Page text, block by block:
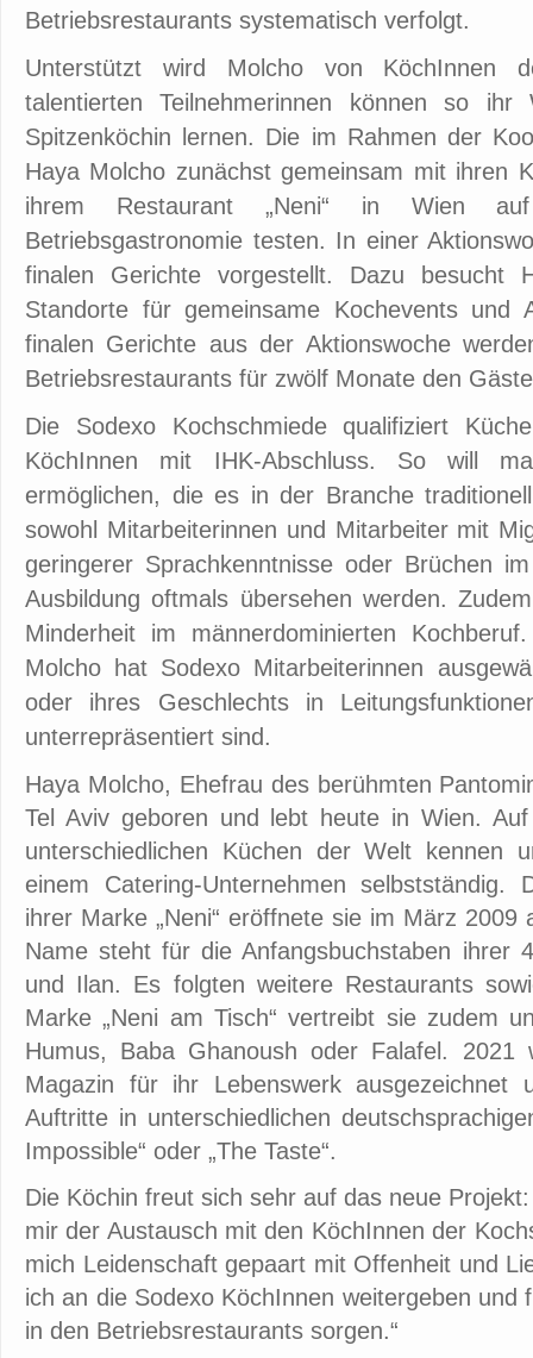
Betriebsrestaurants systematisch verfolgt.
Unterstützt wird Molcho von KöchInnen
talentierten Teilnehmerinnen können so
Spitzenköchin lernen. Die im Rahmen der
Haya Molcho zunächst gemeinsam mit ihren
ihrem Restaurant „Neni“ in Wien
Betriebsgastronomie testen. In einer
finalen Gerichte vorgestellt. Dazu besucht
Standorte für gemeinsame Kochevents und
finalen Gerichte aus der Aktionswoche
Betriebsrestaurants für zwölf Monate den
Die Sodexo Kochschmiede qualifiziert
KöchInnen mit IHK-Abschluss. So will
ermöglichen, die es in der Branche
sowohl Mitarbeiterinnen und Mitarbeiter mit
geringerer Sprachkenntnisse oder Brüchen
Ausbildung oftmals übersehen werden.
Minderheit im männerdominierten
Molcho hat Sodexo Mitarbeiterinnen
oder ihres Geschlechts in
unterrepräsentiert sind.
Haya Molcho, Ehefrau des berühmten
Tel Aviv geboren und lebt heute in Wien.
unterschiedlichen Küchen der Welt kennen
einem Catering-Unternehmen selbstständig.
ihrer Marke „Neni“ eröffnete sie im März
Name steht für die Anfangsbuchstaben ihrer
und Ilan. Es folgten weitere Restaurants
Marke „Neni am Tisch“ vertreibt sie zudem
Humus, Baba Ghanoush oder Falafel. 2021
Magazin für ihr Lebenswerk ausgezeichnet
Auftritte in unterschiedlichen
Impossible“ oder „The Taste“.
Die Köchin freut sich sehr auf das neue
mir der Austausch mit den KöchInnen der
mich Leidenschaft gepaart mit Offenheit und
ich an die Sodexo KöchInnen weitergeben und
in den Betriebsrestaurants sorgen.“